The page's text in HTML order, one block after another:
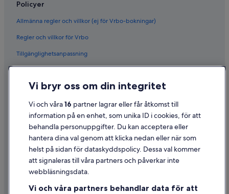
Policyer
Allmänna regler och villkor (ej för Vrbo-bokningar)
Regler och villkor för Vrbo
Tillgänglighetsanpassning
Cookies
Användarvillkor
Juridisk information/Kontakta oss
Riktlinjer för innehåll och anmäla innehåll
Hjälp
Vi bryr oss om din integritet
Vi och våra16 partner lagrar eller får åtkomst till
information på en enhet, som unika ID i cookies, för att
behandla personuppgifter. Du kan acceptera eller
hantera dina val genom att klicka nedan eller när som
helst på sidan för dataskyddspolicy. Dessa val kommer
att signaleras till våra partners och påverkar inte
webbläsningsdata.
Vi och våra partners behandlar data för att